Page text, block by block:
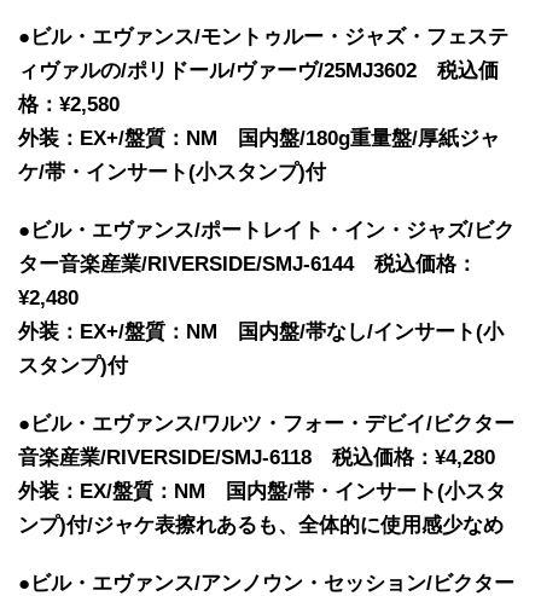
●ビル・エヴァンス/モントゥルー・ジャズ・フェステ
ィヴァルの/ポリドール/ヴァーヴ/25MJ3602 税込価
格：¥2,580
外装：EX+/盤質：NM 国内盤/180g重量盤/厚紙ジャ
ケ/帯・インサート(小スタンプ)付
●ビル・エヴァンス/ポートレイト・イン・ジャズ/ビク
ター音楽産業/RIVERSIDE/SMJ-6144 税込価格：
¥2,480
外装：EX+/盤質：NM 国内盤/帯なし/インサート(小
スタンプ)付
●ビル・エヴァンス/ワルツ・フォー・デビイ/ビクター
音楽産業/RIVERSIDE/SMJ-6118 税込価格：¥4,280
外装：EX/盤質：NM 国内盤/帯・インサート(小スタ
ンプ)付/ジャケ表擦れあるも、全体的に使用感少なめ
●ビル・エヴァンス/アンノウン・セッション/ビクター